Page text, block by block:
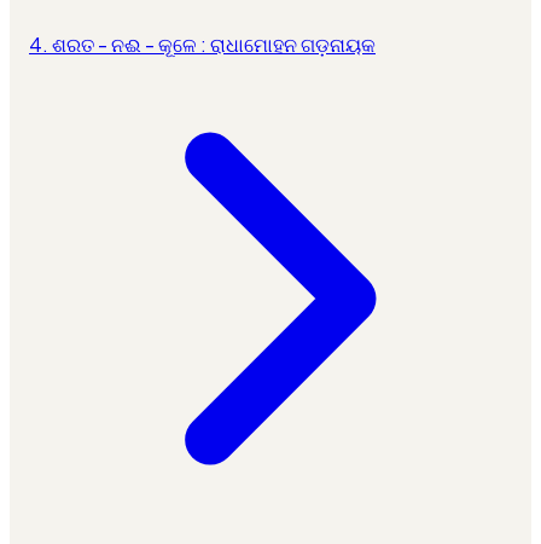
4. ଶରତ - ନଈ - କୂଳେ : ରାଧାମୋହନ ଗଡ଼ନାୟକ